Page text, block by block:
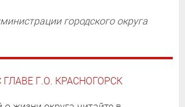
городского округа
Г.О. КРАСНОГОРСК